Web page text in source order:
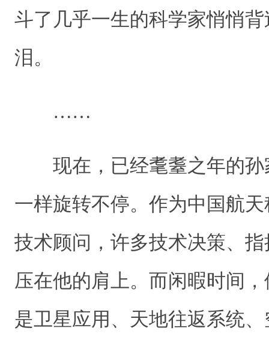
斗了几乎一生的科学家悄悄
泪。
……
现在，已经耄耋之年的孙
一样旋转不停。作为中国航
技术顾问，许多技术决策、
压在他的肩上。而闲暇时间
是卫星应用、天地往返系统